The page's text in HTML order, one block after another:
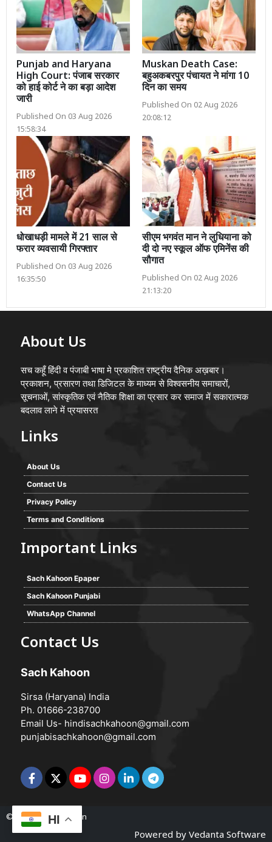
Punjab and Haryana
High Court: पंजाब सरकार
को हाई कोर्ट ने का बड़ा आदेश
जारी
Published On 03 Aug 2026
15:58:34
Muskan Death Case:
बहुअकबरपुर पंचायत ने मांगा 10
दिन का समय
Published On 02 Aug 2026
20:08:12
धोखाधड़ी मामले में 21 साल से
फरार व्यवसायी गिरफ्तार
Published On 03 Aug 2026
16:35:50
सीएम भगवंत मान ने लुधियाना को
दी दो नए स्कूल ऑफ एमिनेंस की
सौगात
Published On 02 Aug 2026
21:13:20
About Us
सच कहूँ हिंदी व पंजाबी भाषा मे प्रकाशित राष्ट्रीय दैनिक अख़बार।
प्रकाशन, प्रसारण तथा डिजिटल के माध्यम से विश्वसनीय समाचारों,
सूचनाओं, सांस्कृतिक एवं नैतिक शिक्षा का प्रसार कर समाज में सकारात्मक
बदलाव लाने में प्रयासरत
Links
About Us
Contact Us
Privacy Policy
Terms and Conditions
Important Links
Sach Kahoon Epaper
Sach Kahoon Punjabi
WhatsApp Channel
Contact Us
Sach Kahoon
Sirsa (Haryana) India
Ph. 01666-238700
Email Us- hindisachkahoon@gmail.com
punjabisachkahoon@gmail.com
© 2026 -Sach Kahoon
Powered by Vedanta Software
HI